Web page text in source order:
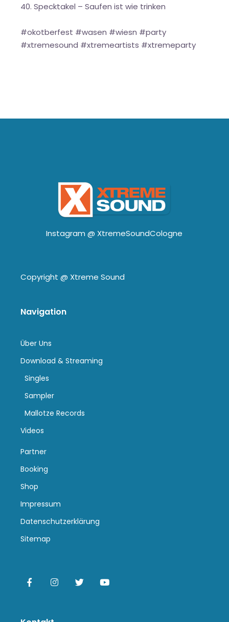
40. Specktakel – Saufen ist wie trinken
#okotberfest #wasen #wiesn #party
#xtremesound #xtremeartists #xtremeparty
Instagram @ XtremeSoundCologne
Copyright @ Xtreme Sound
Navigation
Über Uns
Download & Streaming
Singles
Sampler
Mallotze Records
Videos
Partner
Booking
Shop
Impressum
Datenschutzerklärung
Sitemap